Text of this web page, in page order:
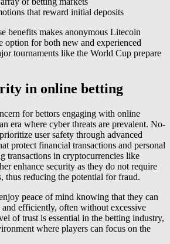
that reward initial deposits
benefits makes anonymous Litecoin
option for both new and experienced
tournaments like the World Cup prepare
in online betting
for bettors engaging with online
era where cyber threats are prevalent. No-
user safety through advanced
protect financial transactions and personal
transactions in cryptocurrencies like
enhance security as they do not require
thus reducing the potential for fraud.
peace of mind knowing that they can
efficiently, often without excessive
of trust is essential in the betting industry,
where players can focus on the